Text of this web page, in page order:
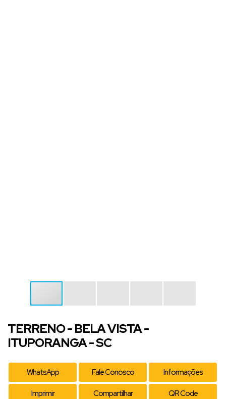
TERRENO - BELA VISTA -
ITUPORANGA - SC
WhatsApp Fale Conosco Informações
Imprimir Compartilhar QR Code